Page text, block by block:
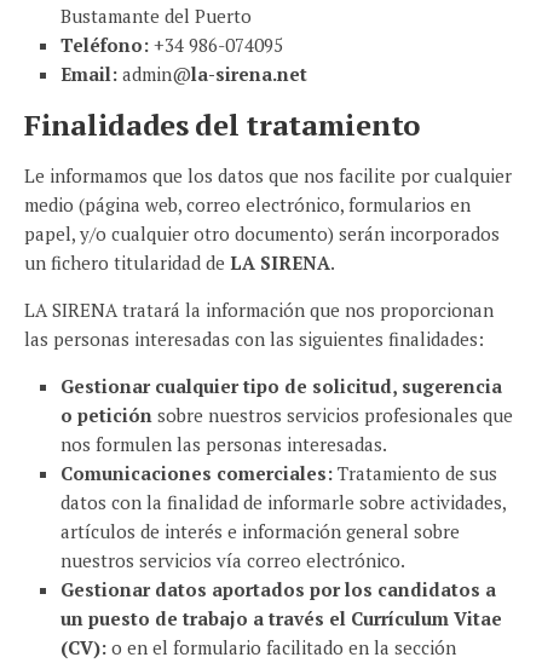
Bustamante del Puerto
Teléfono: +34 986-074095
Email: admin@la-sirena.net
Finalidades del tratamiento
Le informamos que los datos que nos facilite por cualquier
medio (página web, correo electrónico, formularios en
papel, y/o cualquier otro documento) serán incorporados
un fichero titularidad de LA SIRENA.
LA SIRENA tratará la información que nos proporcionan
las personas interesadas con las siguientes finalidades:
Gestionar cualquier tipo de solicitud, sugerencia
o petición sobre nuestros servicios profesionales que
nos formulen las personas interesadas.
Comunicaciones comerciales: Tratamiento de sus
datos con la finalidad de informarle sobre actividades,
artículos de interés e información general sobre
nuestros servicios vía correo electrónico.
Gestionar datos aportados por los candidatos a
un puesto de trabajo a través el Currículum Vitae
(CV): o en el formulario facilitado en la sección